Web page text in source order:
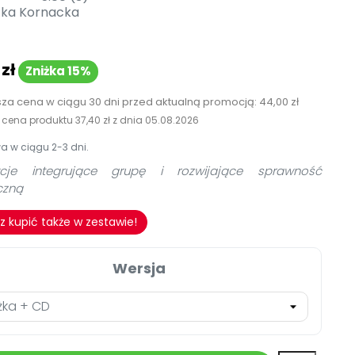
Promocje
Online.
Zobacz nas na TikToku
YouTube
Filmy edukacyjne
Kornacka
Zniżka 15%
cena w ciągu 30 dni przed aktualną promocją: 44,00 zł
cena produktu 37,40 zł z dnia 05.08.2026
w ciągu 2-3 dni.
integrujące grupę i rozwijające sprawność
kupić także w zestawie!
Wersja